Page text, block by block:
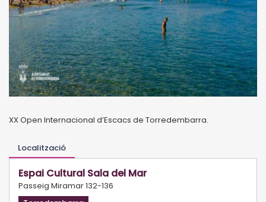
XX Open Internacional d’Escacs de Torredembarra.
Localització
Espai Cultural Sala del Mar
Passeig Miramar 132-136